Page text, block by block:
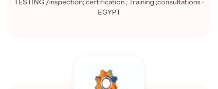
TESTING /inspection; certification ; Training ;consultations -
EGYPT